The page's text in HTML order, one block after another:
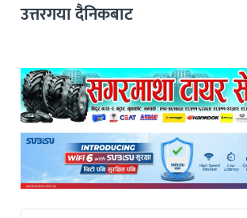
उत्तरगया दैनिकबाट